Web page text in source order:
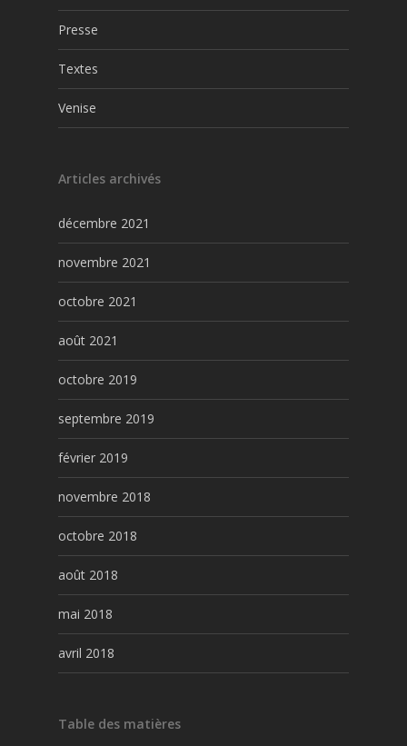
Presse
Textes
Venise
Articles archivés
décembre 2021
novembre 2021
octobre 2021
août 2021
octobre 2019
septembre 2019
février 2019
novembre 2018
octobre 2018
août 2018
mai 2018
avril 2018
Table des matières